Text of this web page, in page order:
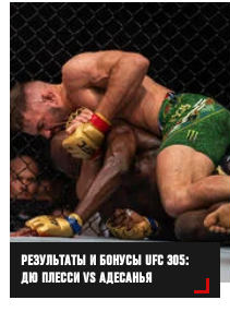
РЕЗУЛЬТАТЫ И БОНУСЫ UFC 305:
ДЮ ПЛЕССИ VS АДЕСАНЬЯ